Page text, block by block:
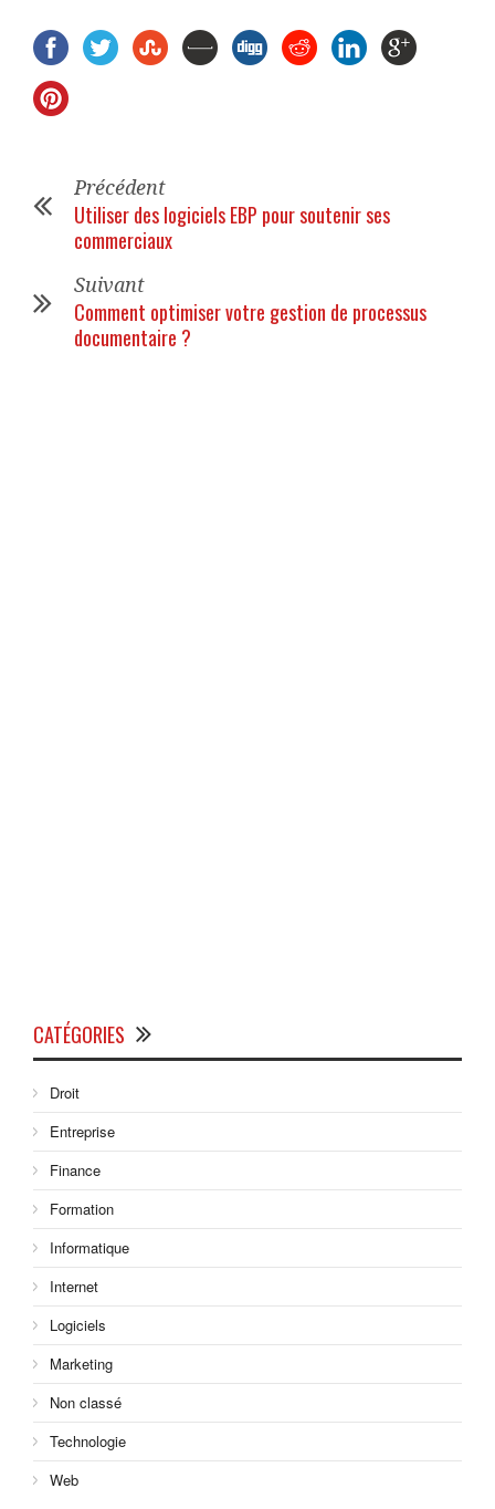
Précédent
Utiliser des logiciels EBP pour soutenir ses
commerciaux
Suivant
Comment optimiser votre gestion de processus
documentaire ?
CATÉGORIES
Droit
Entreprise
Finance
Formation
Informatique
Internet
Logiciels
Marketing
Non classé
Technologie
Web